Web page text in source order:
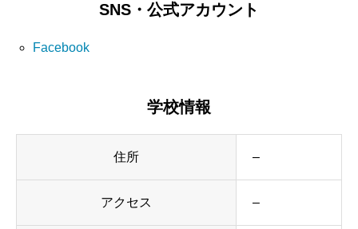
SNS・公式アカウント
Facebook
学校情報
住所 –
アクセス –